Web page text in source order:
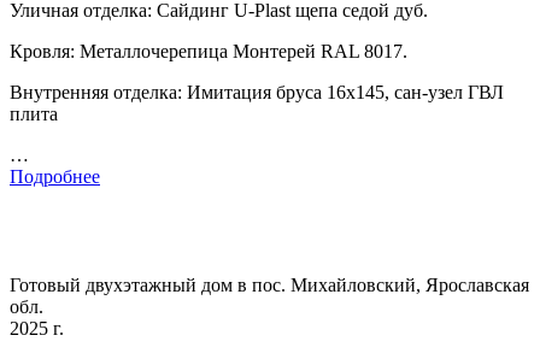
Уличная отделка: Сайдинг U-Plast щепа седой дуб.
Кровля: Металлочерепица Монтерей RAL 8017.
Внутренняя отделка: Имитация бруса 16х145, сан-узел ГВЛ
плита
…
Подробнее
Готовый двухэтажный дом в пос. Михайловский, Ярославская
обл.
2025 г.